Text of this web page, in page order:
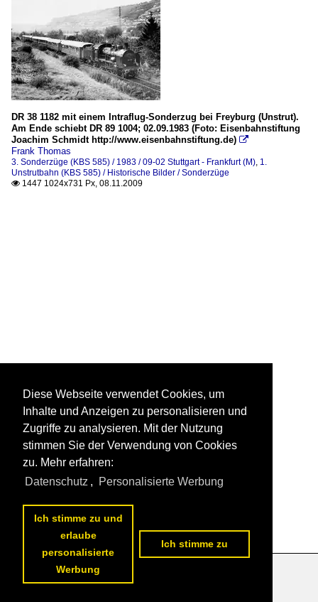
DR 38 1182 mit einem Intraflug-Sonderzug bei Freyburg (Unstrut).
Am Ende schiebt DR 89 1004; 02.09.1983 (Foto: Eisenbahnstiftung
Joachim Schmidt http://www.eisenbahnstiftung.de) 
Frank Thomas
3. Sonderzüge (KBS 585) / 1983 / 09-02 Stuttgart - Frankfurt (M) 1.
Unstrutbahn (KBS 585) / Historische Bilder / Sonderzüge
 1447 1024x731 Px, 08.11.2009
Diese Webseite verwendet Cookies, um
Inhalte und Anzeigen zu personalisieren und
Zugriffe zu analysieren. Mit der Nutzung
stimmen Sie der Verwendung von Cookies
zu. Mehr erfahren:
Datenschutz , Personalisierte Werbung
Ich stimme zu und
erlaube
personalisierte
Werbung
Ich stimme zu